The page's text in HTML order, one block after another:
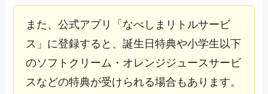
また、公式アプリ「なべしまリトルサービ
ス」に登録すると、誕生日特典や小学生以下
のソフトクリーム・オレンジジュースサービ
スなどの特典が受けられる場合もあります。